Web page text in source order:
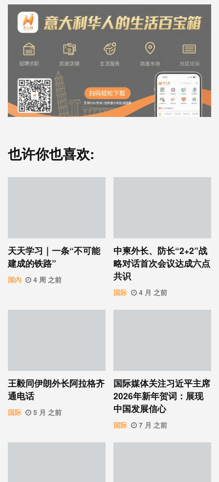
也许你也喜欢:
天天学习｜一条“不可能
建成的铁路”
国内 4 周 之前
中柬外长、防长“2+2”战
略对话首次会议达成六点
共识
国际 4 月 之前
王毅同伊朗外长阿拉格齐
通电话
国际 5 月 之前
国际媒体关注习近平主席
2026年新年贺词：展现
中国发展信心
国际 7 月 之前